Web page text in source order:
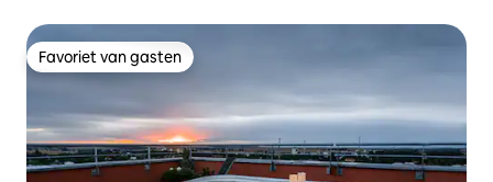
Favoriet van gasten
Favoriet van gasten